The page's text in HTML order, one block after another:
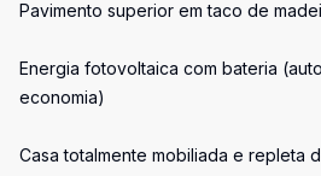
Pavimento superior em taco de
Energia fotovoltaica com bateria
economia)
Casa totalmente mobiliada e repleta